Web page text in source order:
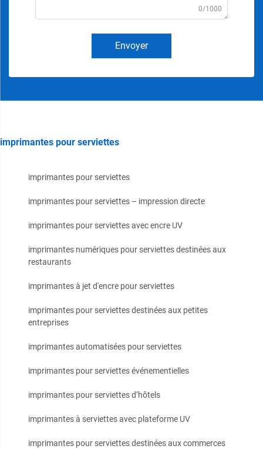
0/1000
Envoyer
imprimantes pour serviettes
imprimantes pour serviettes
imprimantes pour serviettes – impression directe
imprimantes pour serviettes avec encre UV
imprimantes numériques pour serviettes destinées aux
restaurants
imprimantes à jet d'encre pour serviettes
imprimantes pour serviettes destinées aux petites
entreprises
imprimantes automatisées pour serviettes
imprimantes pour serviettes événementielles
imprimantes pour serviettes d’hôtels
imprimantes à serviettes avec plateforme UV
imprimantes pour serviettes destinées aux commerces